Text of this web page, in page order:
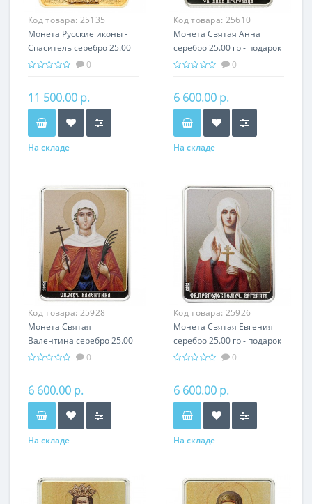
Код товара: 25135
Монета Русские иконы -
Спаситель серебро 25.00
гр - православные
0
11 500.00 р.
На складе
Код товара: 25610
Монета Святая Анна
серебро 25.00 гр - подарок
икона имени0
6 600.00 р.
На складе
Код товара: 25928
Монета Святая
Валентина серебро 25.00
гр - подарок икона имени
0
6 600.00 р.
На складе
Код товара: 25926
Монета Святая Евгения
серебро 25.00 гр - подарок
икона имени0
6 600.00 р.
На складе